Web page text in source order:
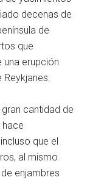
decenas de
de
que
una erupción
Reykjanes.
cantidad de
hace
que el
al mismo
enjambres